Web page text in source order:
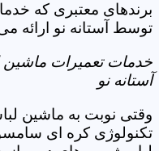
برندهای معتبری که
توسط آستانه نو
خدمات تعمیرات
آستانه نو
وقتی نوبت به ماشین
تکنولوژی کره ای